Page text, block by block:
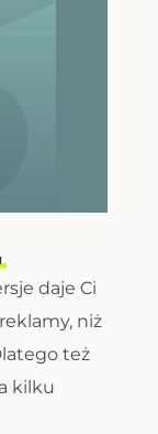
daje Ci
niż
też
kilku